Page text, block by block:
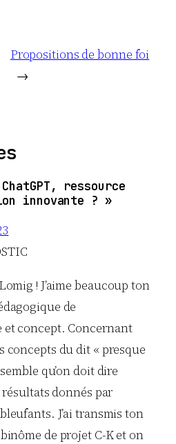
Propositions de bonne foi
→
ressource
innovante ? »
! J’aime beaucoup ton
de
et concept. Concernant
concepts du dit « presque
qu’on doit dire
donnés par
J’ai transmis ton
de projet C-K et on